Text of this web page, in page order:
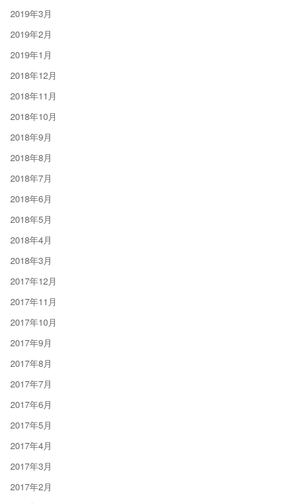
2019年3月
2019年2月
2019年1月
2018年12月
2018年11月
2018年10月
2018年9月
2018年8月
2018年7月
2018年6月
2018年5月
2018年4月
2018年3月
2017年12月
2017年11月
2017年10月
2017年9月
2017年8月
2017年7月
2017年6月
2017年5月
2017年4月
2017年3月
2017年2月